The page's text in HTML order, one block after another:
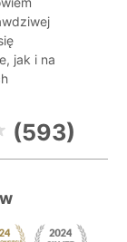
jak i na
(593)